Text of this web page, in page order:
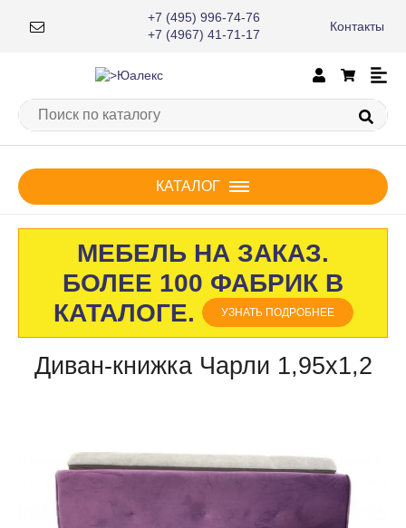
+7 (495) 996-74-76
+7 (4967) 41-71-17
Контакты
×
КАТАЛОГ
МЕБЕЛЬ НА ЗАКАЗ.
БОЛЕЕ 100 ФАБРИК В
КАТАЛОГЕ.
УЗНАТЬ ПОДРОБНЕЕ
Диван-книжка Чарли 1,95х1,2